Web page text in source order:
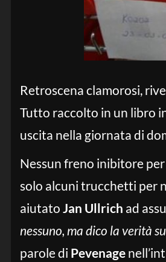
Retroscena clamorosi,
Tutto raccolto in un libro
uscita nella giornata di
Nessun freno inibitore
solo alcuni trucchetti per
aiutato Jan Ullrich ad
nessuno, ma dico la verità
parole di Pevenage